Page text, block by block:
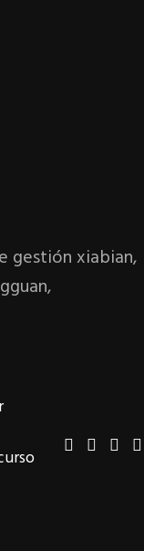
gestión xiabian,